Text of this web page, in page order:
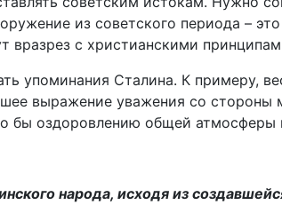
из советского периода –
вразрез с христианскими
упоминания Сталина. К примеру,
выражение уважения со
бы оздоровлению общей атмосферы
народа, исходя из